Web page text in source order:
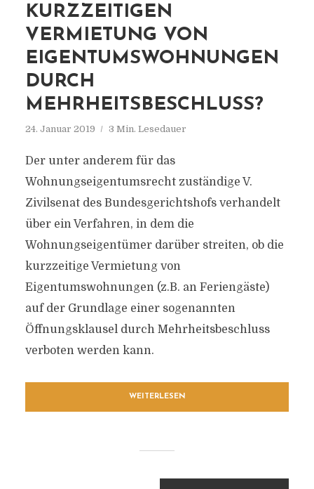
KURZZEITIGEN
VERMIETUNG VON
EIGENTUMSWOHNUNGEN
DURCH
MEHRHEITSBESCHLUSS?
24. Januar 2019 3 Min. Lesedauer
Der unter anderem für das
Wohnungseigentumsrecht zuständige V.
Zivilsenat des Bundesgerichtshofs verhandelt
über ein Verfahren, in dem die
Wohnungseigentümer darüber streiten, ob die
kurzzeitige Vermietung von
Eigentumswohnungen (z.B. an Feriengäste)
auf der Grundlage einer sogenannten
Öffnungsklausel durch Mehrheitsbeschluss
verboten werden kann.
WEITERLESEN